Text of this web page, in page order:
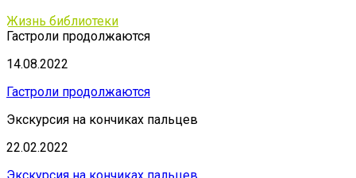
Жизнь библиотеки
Гастроли продолжаются
14.08.2022
Гастроли продолжаются
Экскурсия на кончиках пальцев
22.02.2022